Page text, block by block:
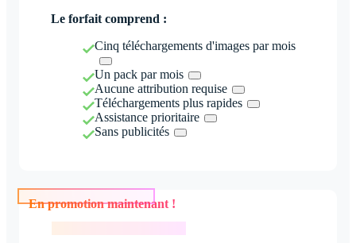
Le forfait comprend :
Cinq téléchargements d'images par mois
Un pack par mois
Aucune attribution requise
Téléchargements plus rapides
Assistance prioritaire
Sans publicités
En promotion maintenant !